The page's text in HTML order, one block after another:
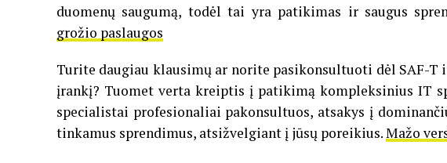
duomenų saugumą, todėl tai yra patikimas ir saugus
grožio paslaugos
Turite daugiau klausimų ar norite pasikonsultuoti dėl SAF-T
įrankį? Tuomet verta kreiptis į patikimą kompleksinius IT
specialistai profesionaliai pakonsultuos, atsakys į
tinkamus sprendimus, atsižvelgiant į jūsų poreikius.Mažo